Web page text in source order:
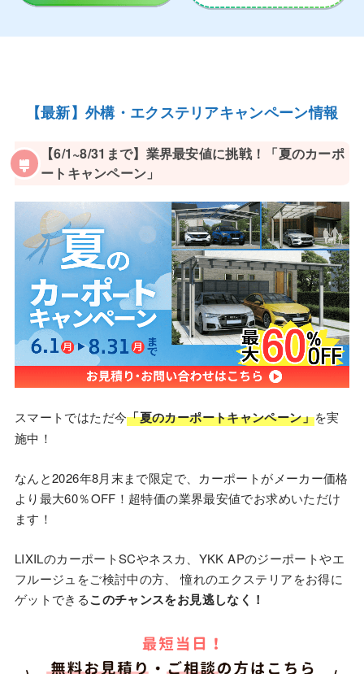
【最新】外構・エクステリアキャンペーン情報
【6/1~8/31まで】業界最安値に挑戦！「夏のカーポ
ートキャンペーン」
スマートではただ今「夏のカーポートキャンペーン」を実
施中！
なんと2026年8月末まで限定で、カーポートがメーカー価格
より最大60％OFF！超特価の業界最安値でお求めいただけ
ます！
LIXILのカーポートSCやネスカ、YKK APのジーポートやエ
フルージュをご検討中の方、 憧れのエクステリアをお得に
ゲットできるこのチャンスをお見逃しなく！